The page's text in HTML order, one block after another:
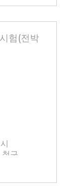
면
(피부
분)
험(전박
청구
다.